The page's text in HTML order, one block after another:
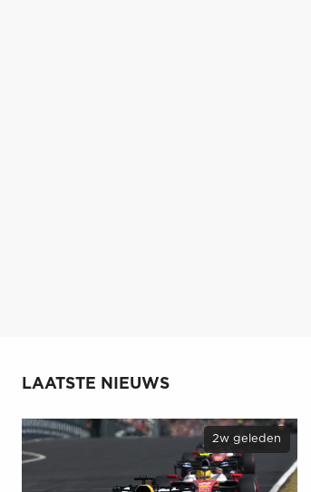
LAATSTE NIEUWS
2w geleden